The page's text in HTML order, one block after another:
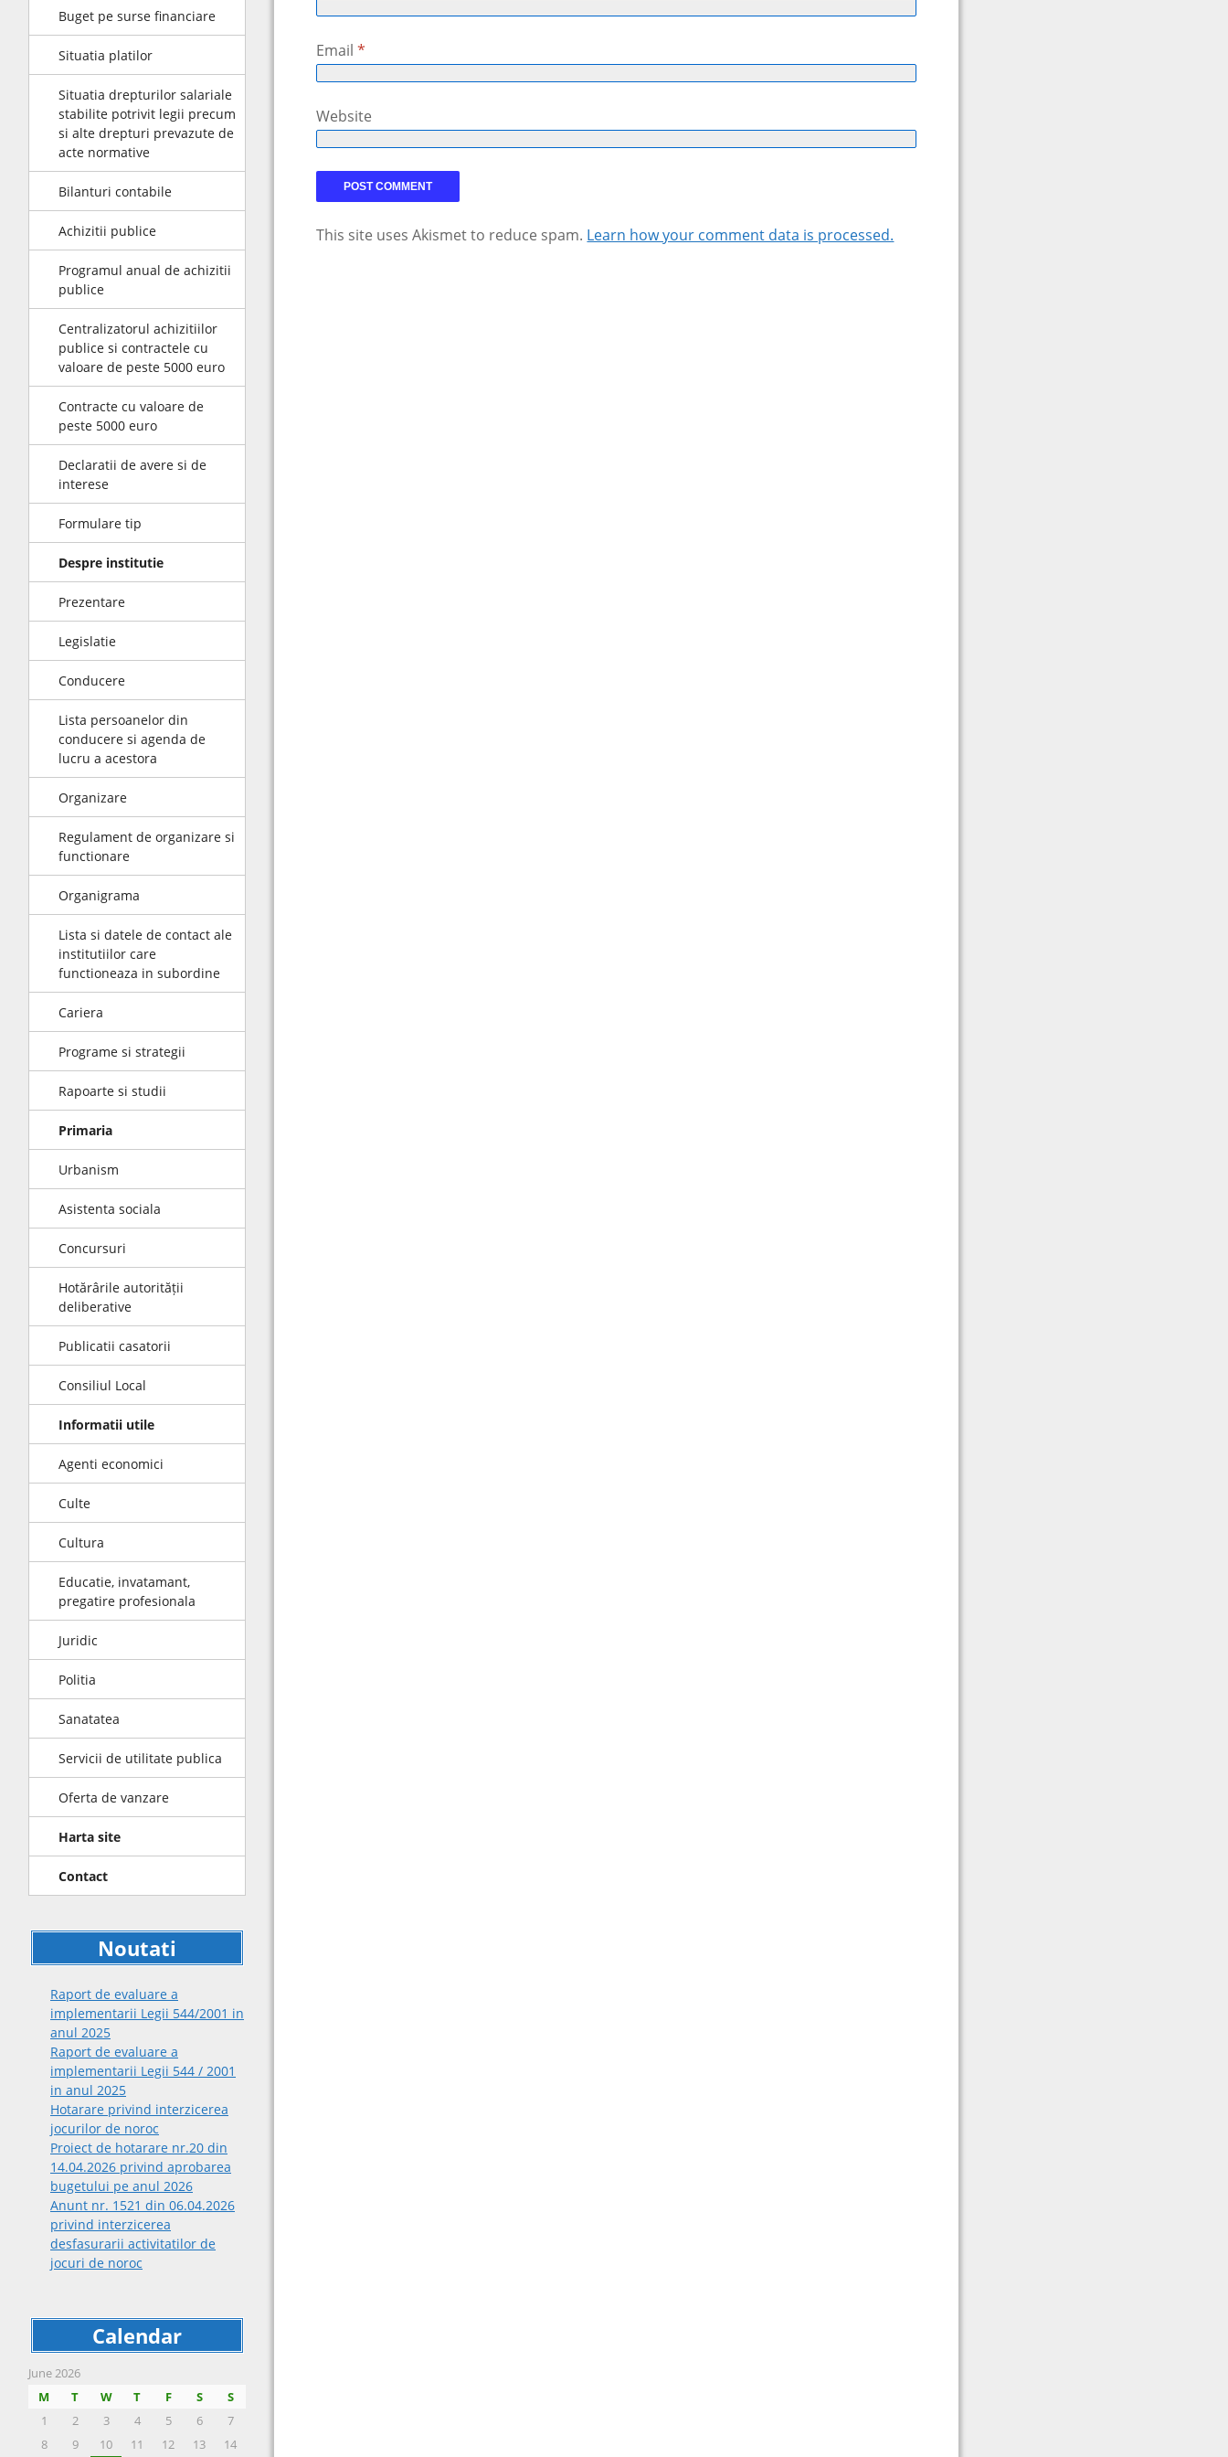
Buget pe surse financiare
Situatia platilor
Situatia drepturilor salariale
stabilite potrivit legii precum
si alte drepturi prevazute de
acte normative
Bilanturi contabile
Achizitii publice
Programul anual de achizitii
publice
Centralizatorul achizitiilor
publice si contractele cu
valoare de peste 5000 euro
Contracte cu valoare de
peste 5000 euro
Declaratii de avere si de
interese
Formulare tip
Despre institutie
Prezentare
Legislatie
Conducere
Lista persoanelor din
conducere si agenda de
lucru a acestora
Organizare
Regulament de organizare si
functionare
Organigrama
Lista si datele de contact ale
institutiilor care
functioneaza in subordine
Cariera
Programe si strategii
Rapoarte si studii
Primaria
Urbanism
Asistenta sociala
Concursuri
Hotărârile autorității
deliberative
Publicatii casatorii
Consiliul Local
Informatii utile
Agenti economici
Culte
Cultura
Educatie, invatamant,
pregatire profesionala
Juridic
Politia
Sanatatea
Servicii de utilitate publica
Oferta de vanzare
Harta site
Contact
Noutati
Raport de evaluare a
implementarii Legii 544/2001 in
anul 2025
Raport de evaluare a
implementarii Legii 544 / 2001
in anul 2025
Hotarare privind interzicerea
jocurilor de noroc
Proiect de hotarare nr.20 din
14.04.2026 privind aprobarea
bugetului pe anul 2026
Anunt nr. 1521 din 06.04.2026
privind interzicerea
desfasurarii activitatilor de
jocuri de noroc
Calendar
June 2026
M
T W T F S
S
1
2 3 4 5 6
7
8
9 10 11 12 13 14
Email*
Website
This site uses Akismet to reduce spam. Learn how your comment data is processed.